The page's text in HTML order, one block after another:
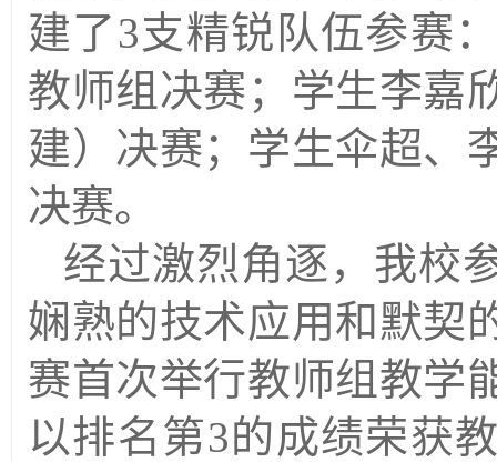
建了3支精锐队伍参赛
教师组决赛；学生李嘉
建）决赛；学生伞超、
决赛。
经过激烈角逐，我校
娴熟的技术应用和默契
赛首次举行教师组教学
以排名第3的成绩荣获